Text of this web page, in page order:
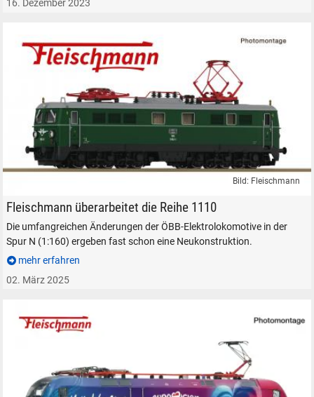
16. Dezember 2023
Fleischmann Elektrolokomotive ÖBB 1110 Spur N 1:160
Bild: Fleischmann
Fleischmann überarbeitet die Reihe 1110
Die umfangreichen Änderungen der ÖBB-Elektrolokomotive in der
Spur N (1:160) ergeben fast schon eine Neukonstruktion.
mehr erfahren
02. März 2025
SUCHEN
Durchsuchen
Suche ...